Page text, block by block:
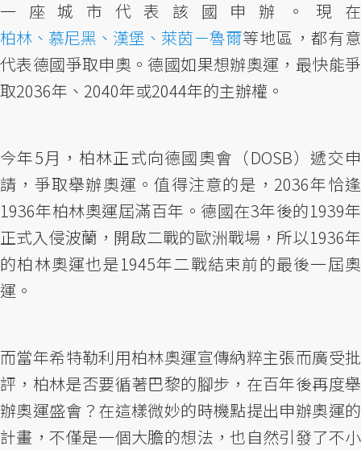
一座城市代表該國申辦。現在
柏林、慕尼黑、漢堡、萊茵－魯爾等地區，都有意
代表德國爭取申奧。德國如果想辦奧運，最快能爭
取2036年、2040年或2044年的主辦權。
今年5月，柏林正式向德國奧會（DOSB）遞交申
請，爭取舉辦奧運。值得注意的是，2036年恰逢
1936年柏林奧運屆滿百年。德國在3年後的1939年
正式入侵波蘭，開啟二戰的歐洲戰場，所以1936年
的柏林奧運也是1945年二戰結束前的最後一屆奧
運。
而當年希特勒利用柏林奧運宣傳納粹主張而廣受批
評，柏林是否要循著巴黎的腳步，在百年後再度舉
辦奧運盛會？在這樣微妙的時機點提出申辦奧運的
計畫，不僅是一個大膽的想法，也自然引發了不小